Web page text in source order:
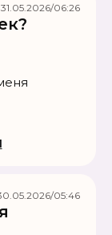
31.05.2026/06:26
05:46